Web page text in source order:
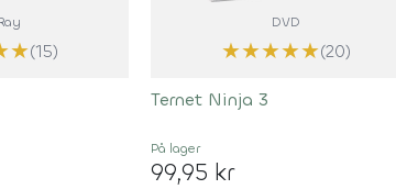
★(15)
DVD
★★★★★(20)
Ternet Ninja 3
På lager
99,95 kr